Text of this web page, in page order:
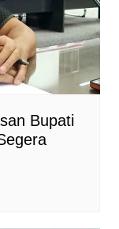
Bupati